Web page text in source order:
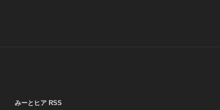
みーとヒア RSS